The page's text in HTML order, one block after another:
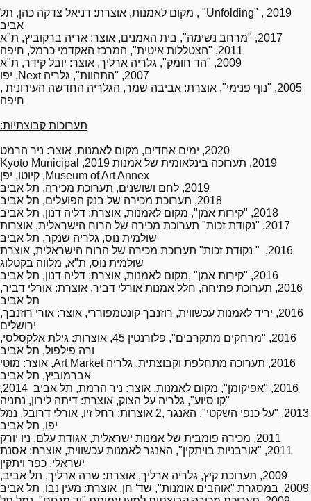
2019 , "
Unfolding" , מקום לאמנות, אוצרת: דניאל צדקה כהן, תל
אביב
2017, "מרחב נשימה", בית האמנים, אוצר: אריה ברקוביץ, ת"א
2011, "הצטללות איטית", המרכז האקדמי כרמל, חיפה
2009, "הד חומק", גלריה ארליך, אוצר: יובל קידר, ת"א
2007, "התהוות", גלריה
Next, יפו
2005, "נוף פנימי", אוצרת: אביבה שמר, הגלריה החדשה העירונית ,
חיפה
תערוכות קבוצתיות:
2020, ימים אחדים, מקום לאמנות, אוצר: ניר הרמט
2019, תערוכה בינלאומית של אמנות 2019,
Kyoto Municipal
Museum of Art Annex, קיוטו, יפן
2019, לחם ושושנים, תערוכת מכירה, תל אביב
2018, תערוכת מכירה של בנק הפועלים, תל אביב
2018, "קירות אמן", מקום לאמנות, אוצרת: דליה דנון, תל אביב
2017, "נקודת זכות" תערוכת מכירה של הרוח הישראלית, אוצרות
שולמית נוס, גלריה שנקר, תל אביב
2016, " נקודת זכות" תערוכת מכירה של הרוח הישראלית, אוצרת
שולמית נוס, ת"א, מלווה בקטלוג
2016, "קירות אמן" ,מקום לאמנות, אוצרת: דליה דנון, תל אביב
2016, תערוכת פתיחה, חלל אמנות אורלי דביר, אוצרת: אורלי דביר,
תל אביב
2016, יריד לאמנות עכשווית, רוזנבך קונטמפוררי, אוצר: אורי רוזנבך,
ירושלים
2016, "מרחקים מתקרבים", פלורנטין 45, אוצרות: גילת אלקסלסי,
ורה פילפול, תל אביב
2016, תערוכה מתחלפת וקבוצתית, גלריה
Art Market, אוצר: מוטי
אברמוביץ, תל אביב
2016, "אפיקומן", מקום לאמנות, אוצר: ניר הרמת, תל אביב
2014,
"קו סיוע", גלריה על הצוק, אוצרת: דיתה לירון, נתניה
2013, "על כנפי השקטי", האנגר ,2 אוצרות: רחל זיו, אורלי דרובל, נמל
יפו, תל אביב
2011, מכירה פומבית של אמנות ישראלית, אגודת עלם, ניו יורק
2011, "אורבניות בויתקין", האנגר לאמנות עכשווית, אוצרת: אסנת
ישראלי, כפר ויתקין
2009, תערוכת קיץ, גלריה ארליך, אוצרת: שרה ארליך, תל אביב,
2009, במסגרת "אוהבים אומנות", שד' חן, אוצרת: מעין נבו, תל אביב